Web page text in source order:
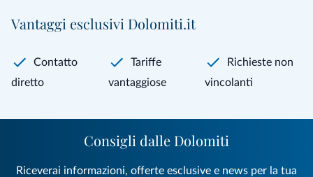
Vantaggi esclusivi Dolomiti.it
Contatto
diretto
Tariffe
vantaggiose
Richieste non
vincolanti
Consigli dalle Dolomiti
Riceverai informazioni, offerte esclusive e news per la tua